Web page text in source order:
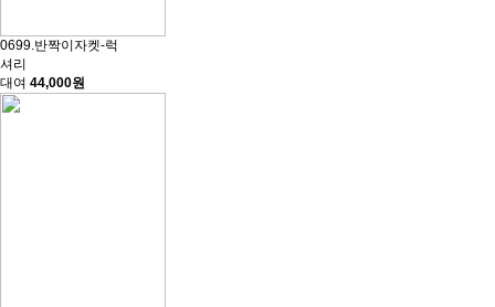
0699.반짝이자켓-럭
셔리
대여 44,000원